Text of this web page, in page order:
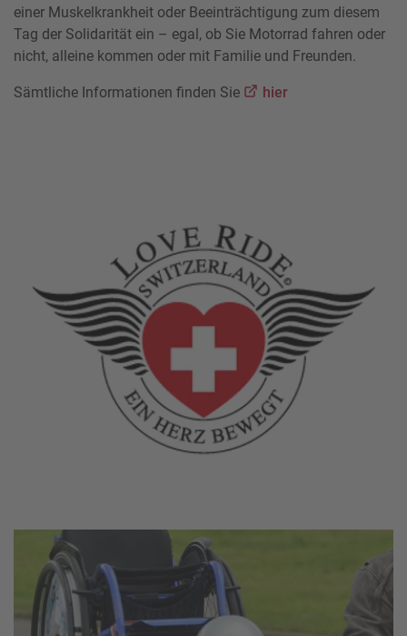
einer Muskelkrankheit oder Beeinträchtigung zum diesem
Tag der Solidarität ein – egal, ob Sie Motorrad fahren oder
nicht, alleine kommen oder mit Familie und Freunden.
Sämtliche Informationen finden Sie hier